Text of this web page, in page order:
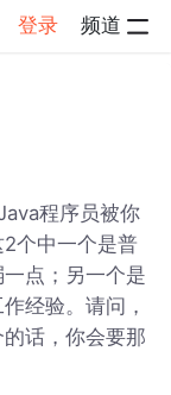
登录 频道
程序员被你
个中一个是普
点；另一个是
经验。请问，
话，你会要那